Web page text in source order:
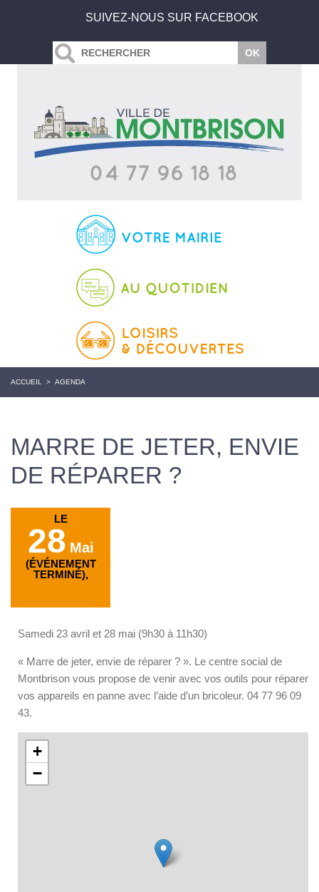
SUIVEZ-NOUS SUR FACEBOOK
ACCUEIL > AGENDA
MARRE DE JETER, ENVIE
DE RÉPARER ?
LE
28 Mai
(ÉVÉNEMENT
TERMINÉ),
Samedi 23 avril et 28 mai (9h30 à 11h30)
« Marre de jeter, envie de réparer ? ». Le centre social de
Montbrison vous propose de venir avec vos outils pour réparer
vos appareils en panne avec l’aide d’un bricoleur. 04 77 96 09
43.
+
−